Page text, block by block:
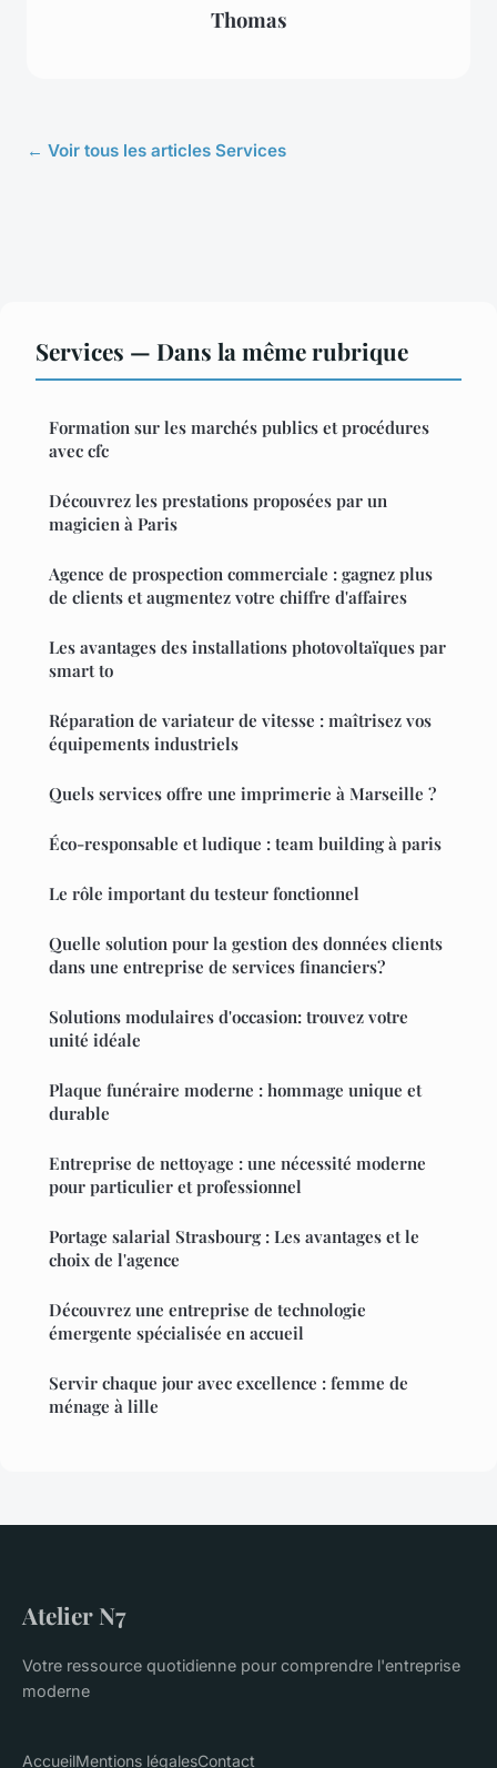
Thomas
← Voir tous les articles Services
Services — Dans la même rubrique
Formation sur les marchés publics et procédures
avec cfc
Découvrez les prestations proposées par un
magicien à Paris
Agence de prospection commerciale : gagnez plus
de clients et augmentez votre chiffre d'affaires
Les avantages des installations photovoltaïques par
smart to
Réparation de variateur de vitesse : maîtrisez vos
équipements industriels
Quels services offre une imprimerie à Marseille ?
Éco-responsable et ludique : team building à paris
Le rôle important du testeur fonctionnel
Quelle solution pour la gestion des données clients
dans une entreprise de services financiers?
Solutions modulaires d'occasion: trouvez votre
unité idéale
Plaque funéraire moderne : hommage unique et
durable
Entreprise de nettoyage : une nécessité moderne
pour particulier et professionnel
Portage salarial Strasbourg : Les avantages et le
choix de l'agence
Découvrez une entreprise de technologie
émergente spécialisée en accueil
Servir chaque jour avec excellence : femme de
ménage à lille
Atelier N7
Votre ressource quotidienne pour comprendre l'entreprise
moderne
AccueilMentions légalesContact